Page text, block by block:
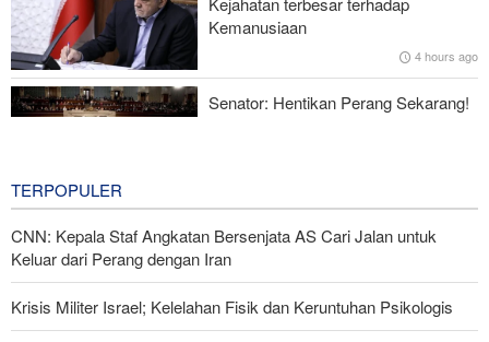
Opini Publik
Menhan Pakistan: Persatuan Negara-negara Islam dalam
Melawan Zionis Urgen
Kemanusiaan
4 hours ago
Senator: Hentikan Perang Sekarang!
TERPOPULER
CNN: Kepala Staf Angkatan Bersenjata AS Cari Jalan untuk
Keluar dari Perang dengan Iran
Krisis Militer Israel; Kelelahan Fisik dan Keruntuhan Psikologis